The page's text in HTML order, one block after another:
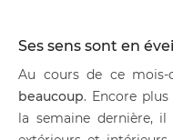
Ses sens sont en
Au cours de ce mois-
beaucoup. Encore
la semaine dernière,